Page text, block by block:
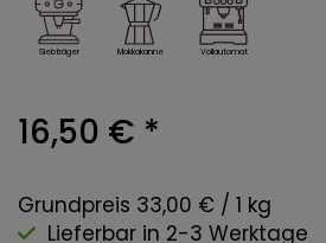
Siebträger Mokkakanne Vollautomat
16,50 € *
Grundpreis 33,00 € / 1 kg
Lieferbar in 2-3 Werktage